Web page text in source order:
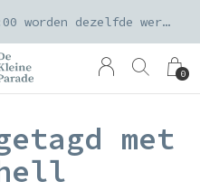
0
Orders geplaatst voor 15:00 worden dezelfde werkdag verzonden
met